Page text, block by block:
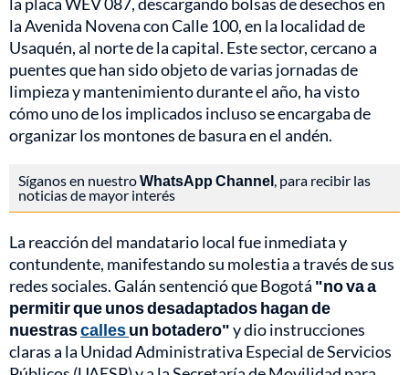
la Avenida Novena con Calle 100, en la localidad de
Usaquén, al norte de la capital. Este sector, cercano a
puentes que han sido objeto de varias jornadas de
limpieza y mantenimiento durante el año, ha visto
cómo uno de los implicados incluso se encargaba de
organizar los montones de basura en el andén.
Síganos en nuestroWhatsApp Channel, para recibir las
noticias de mayor interés
La reacción del mandatario local fue inmediata y
contundente, manifestando su molestia a través de sus
redes sociales. Galán sentenció que Bogotá "no va a
permitir que unos desadaptados hagan de
nuestrascallesun botadero"y dio instrucciones
claras a la Unidad Administrativa Especial de Servicios